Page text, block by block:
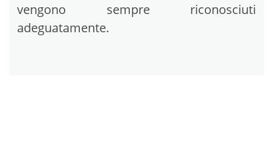
vengono sempre riconosciuti
adeguatamente.